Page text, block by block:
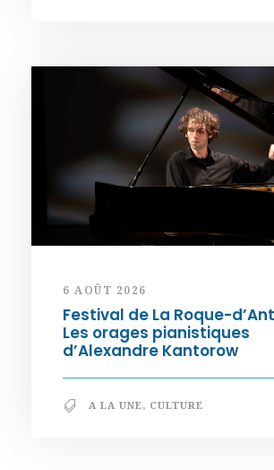
6 AOÛT 2026
Festival de La Roque-
Les orages pianistiques
d’Alexandre Kantorow
A LA UNE, CULTURE